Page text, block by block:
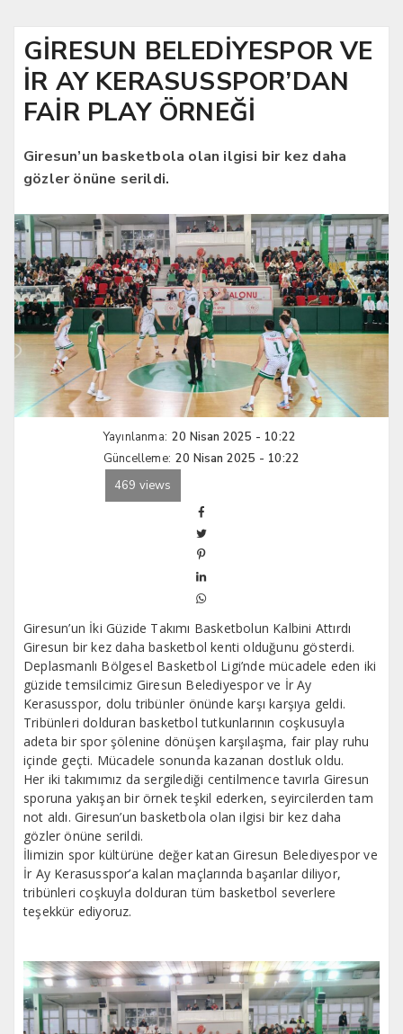
GİRESUN BELEDİYESPOR VE
İR AY KERASUSSPOR’DAN
FAİR PLAY ÖRNEĞİ
Giresun’un basketbola olan ilgisi bir kez daha
gözler önüne serildi.
Yayınlanma: 20 Nisan 2025 - 10:22
Güncelleme: 20 Nisan 2025 - 10:22
469 views
Giresun’un İki Güzide Takımı Basketbolun Kalbini Attırdı
Giresun bir kez daha basketbol kenti olduğunu gösterdi.
Deplasmanlı Bölgesel Basketbol Ligi’nde mücadele eden iki
güzide temsilcimiz Giresun Belediyespor ve İr Ay
Kerasusspor, dolu tribünler önünde karşı karşıya geldi.
Tribünleri dolduran basketbol tutkunlarının coşkusuyla
adeta bir spor şölenine dönüşen karşılaşma, fair play ruhu
içinde geçti. Mücadele sonunda kazanan dostluk oldu.
Her iki takımımız da sergilediği centilmence tavırla Giresun
sporuna yakışan bir örnek teşkil ederken, seyircilerden tam
not aldı. Giresun’un basketbola olan ilgisi bir kez daha
gözler önüne serildi.
İlimizin spor kültürüne değer katan Giresun Belediyespor ve
İr Ay Kerasusspor’a kalan maçlarında başarılar diliyor,
tribünleri coşkuyla dolduran tüm basketbol severlere
teşekkür ediyoruz.